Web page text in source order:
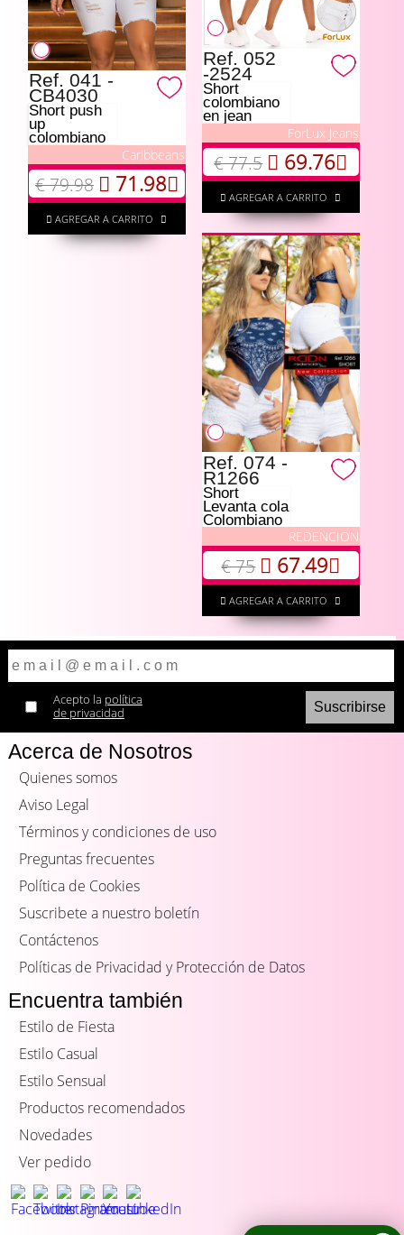
Ref. 041 -
CB4030
Short push
up
colombiano
Caribbeans
€ 79.98 71.98
AGREGAR A CARRITO
Ref. 052
-2524
Short
colombiano
en jean
ForLux Jeans
€ 77.5 69.76
AGREGAR A CARRITO
Ref. 074 -
R1266
Short
Levanta cola
Colombiano
REDENCION
€ 75 67.49
AGREGAR A CARRITO
Acepto la política
de privacidad
Acerca de Nosotros
Quienes somos
Aviso Legal
Términos y condiciones de uso
Preguntas frecuentes
Política de Cookies
Suscribete a nuestro boletín
Contáctenos
Políticas de Privacidad y Protección de Datos
Encuentra también
Estilo de Fiesta
Estilo Casual
Estilo Sensual
Productos recomendados
Novedades
Ver pedido